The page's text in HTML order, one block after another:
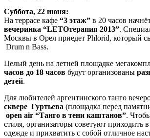
Суббота, 22 июня:
На террасе кафе “3 этаж” в 20 часов
вечеринка “LETOтерапия 2013”.
Москвы в Орел приедет Phlorid, который
Drum n Bass.
Целый день на летней площадке
часов до 18 часов будут организованы
детей.
Для любителей аргентинского танго
сквере Гуртьева (площадка перед
open air “Танго в тени каштанов”.
стиля, организаторы советуют приходить
одежде и прихватить с собой отличное